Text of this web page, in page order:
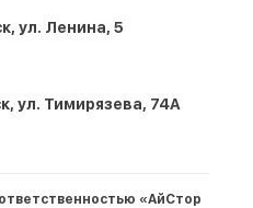
ул. Ленина, 5
ул. Тимирязева, 74A
«АйСтор